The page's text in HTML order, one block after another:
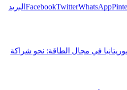
FacebookTwitterWhatsApp
البريد
في مجال الطاقة: نحو شراكة